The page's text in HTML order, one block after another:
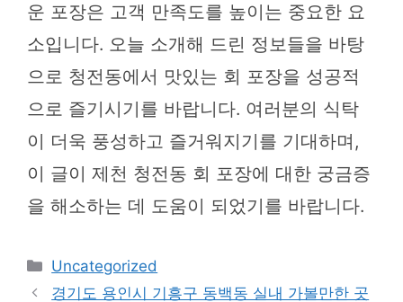
운 포장은 고객 만족도를 높이는 중요한 요
소입니다. 오늘 소개해 드린 정보들을 바탕
으로 청전동에서 맛있는 회 포장을 성공적
으로 즐기시기를 바랍니다. 여러분의 식탁
이 더욱 풍성하고 즐거워지기를 기대하며,
이 글이 제천 청전동 회 포장에 대한 궁금증
을 해소하는 데 도움이 되었기를 바랍니다.
카
테
Uncategorized
경기도 용인시 기흥구 동백동 실내 가볼만한 곳